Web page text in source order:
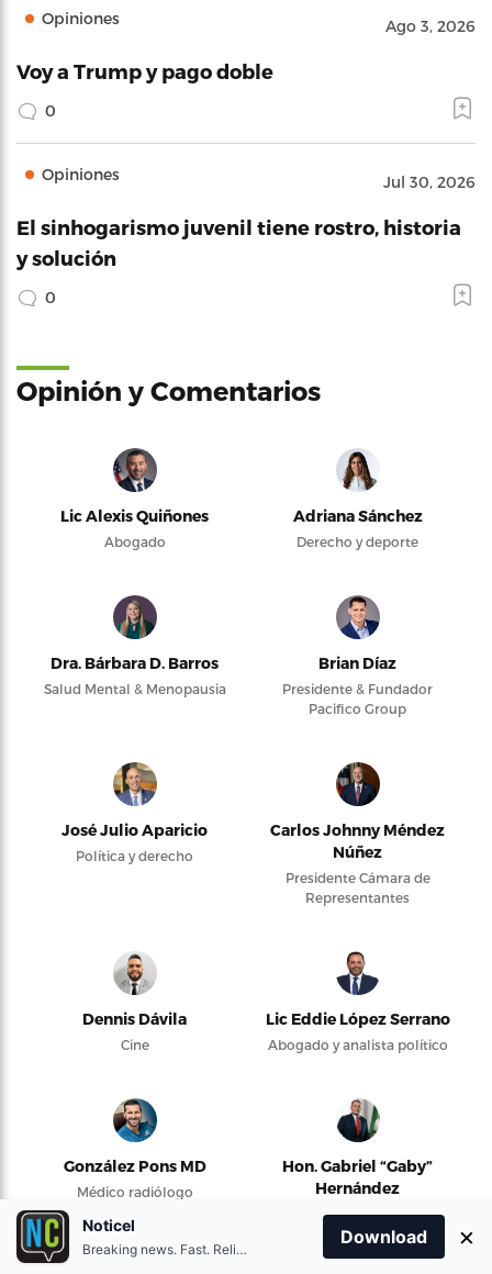
Opiniones Ago 3, 2026
Voy a Trump y pago doble
0
Opiniones Jul 30, 2026
El sinhogarismo juvenil tiene rostro, historia
y solución
0
Opinión y Comentarios
Lic Alexis Quiñones
Abogado
Adriana Sánchez
Derecho y deporte
Dra. Bárbara D. Barros
Salud Mental & Menopausia
Brian Díaz
Presidente & Fundador
Pacifico Group
José Julio Aparicio
Política y derecho
Carlos Johnny Méndez
Núñez
Presidente Cámara de
Representantes
Dennis Dávila
Cine
Lic Eddie López Serrano
Abogado y analista político
González Pons MD
Médico radiólogo
Hon. Gabriel “Gaby”
Hernández
Alcalde de Camuy y
presidente de la Federación
de Alcaldes
Noticel
Breaking news. Fast. Reliable.
Download ×